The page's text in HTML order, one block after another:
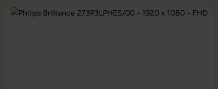
Bildergalerie überspringen